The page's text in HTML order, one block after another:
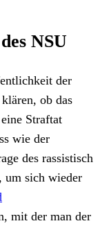
NSU
der
ob das
eine Straftat
wie der
des rassistisch
um sich wieder
mit der man der